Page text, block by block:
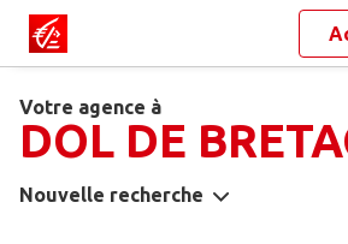
Votre agence à
DOL DE
Nouvelle recherche